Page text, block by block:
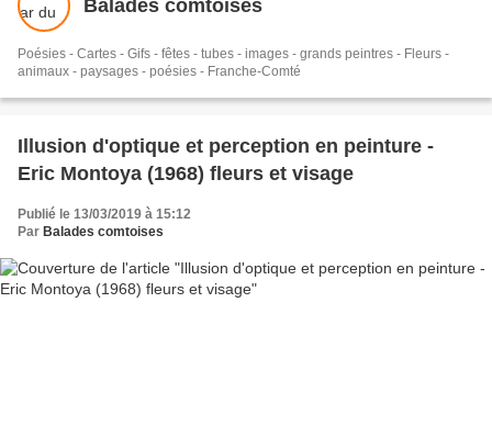
Balades comtoises
Poésies - Cartes - Gifs - fêtes - tubes - images - grands peintres - Fleurs -
animaux - paysages - poésies - Franche-Comté
Illusion d'optique et perception en peinture -
Eric Montoya (1968) fleurs et visage
Publié le 13/03/2019 à 15:12
Par Balades comtoises